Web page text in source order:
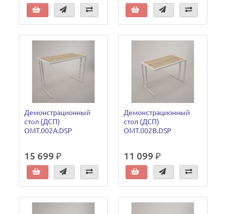
Демонстрационный
стол (ДСП)
OMT.002A.DSP
15 699 ₽
Демонстрационный
стол (ДСП)
OMT.002B.DSP
11 099 ₽